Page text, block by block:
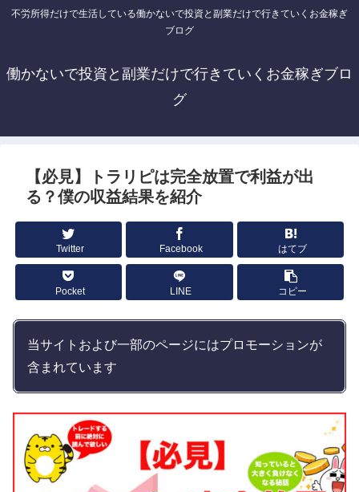
不労所得だけで生活している働かないで投資と副業だけで行きていくお金稼ぎ
ブログ
働かないで投資と副業だけで行きていくお金稼ぎブロ
グ
【必見】トラリピは完全放置で利益が出
る？僕の収益結果を紹介
Twitter Facebook はてブ
Pocket LINE コピー
当サイトおよび一部のページにはプロモーションが
含まれています